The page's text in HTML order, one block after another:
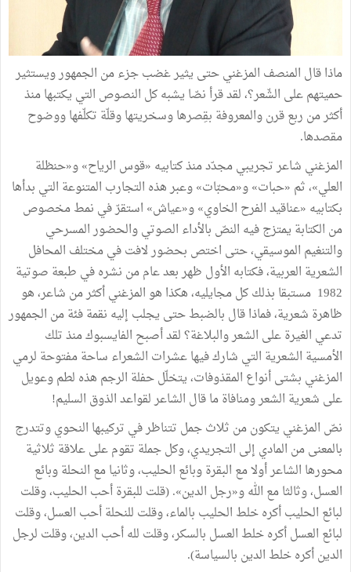
ماذا قال المنصف المزغني حتى يثير غضب جزء من الجمهور ويستثير
حميتهم على الشّعر؟، لقد قرأ نصّا يشبه كل النصوص التي يكتبها منذ
أكثر من ربع قرن والمعروفة بقِصرها وسخريتها وقلّة تكلّفها ووضوح
مقصدها.
المزغني شاعر تجريبي مجدّد منذ كتابيه «قوس الرياح» و«حنظلة
العلي»، ثم «حبات» و«محبّات» وعبر هذه التجارب المتنوعة التي بدأها
بكتابيه «عناقيد الفرح الخاوي» و«عياش» استقرّ في نمط مخصوص
من الكتابة يمتزج فيه النصّ بالأداء الصوتي والحضور المسرحي
والتنغيم الموسيقي، حتى اختص بحضور لافت في مختلف المحافل
الشعرية العربية، فكتابه الأول ظهر بعد عام من نشره في طبعة صوتية
1982 مستبقا بذلك كل مجايليه، هكذا هو المزغني أكثر من شاعر، هو
ظاهرة شعرية، فماذا قال بالضبط حتى يجلب إليه نقمة فئة من الجمهور
تدعي الغيرة على الشعر والبلاغة؟ لقد أصبح الفايسبوك منذ تلك
الأمسية الشعرية التي شارك فيها عشرات الشعراء ساحة مفتوحة لرمي
المزغني بشتى أنواع المقذوفات، يتخلّل حفلة الرجم هذه لطم وعويل
على شعرية الشعر ومنافاة ما قال الشاعر لقواعد الذوق السليم!
نصّ المزغني يتكون من ثلاث جمل تتناظر في تركيبها النحوي وتتدرج
بالمعنى من المادي إلى التجريدي، وكل جملة تقوم على علاقة ثلاثية
محورها الشاعر أولا مع البقرة وبائع الحليب، وثانيا مع النحلة وبائع
العسل، وثالثا مع الله و«رجل الدين». (قلت للبقرة أحب الحليب، وقلت
لبائع الحليب أكره خلط الحليب بالماء، وقلت للنحلة أحب العسل، وقلت
لبائع العسل أكره خلط العسل بالسكر، وقلت لله أحب الدين، وقلت لرجل
الدين أكره خلط الدين بالسياسة).